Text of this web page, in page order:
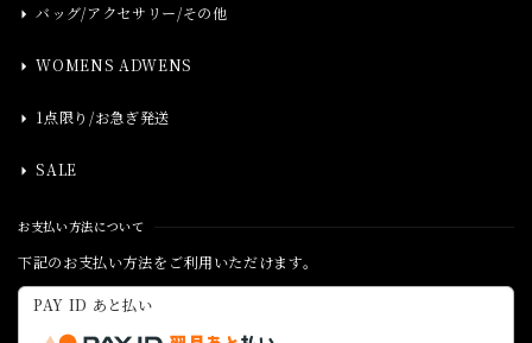
バッグ/アクセサリー/その他
WOMENS ADWENS
1点限り/お急ぎ発送
SALE
お支払い方法について
下記のお支払い方法をご利用いただけます。
PAY ID あと払い